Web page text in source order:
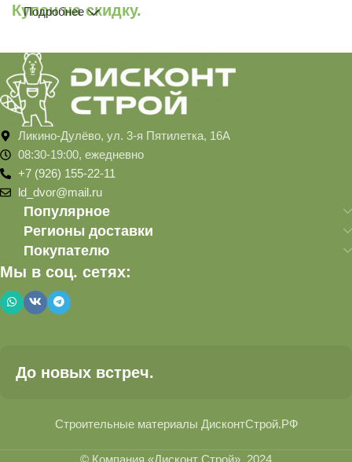
Купон на скидку.
Подробнее
Ликино-Дулёво, ул. 3-я Пятилетка, 16А
08:30-19:00, ежедневно
+7 (926) 155-22-11
ld_dvor@mail.ru
Популярное
Регионы доставки
Покупателю
Мы в соц. сетях:
До новых встреч.
Строительные материалы ДисконтСтрой.РФ
© Компания «Дисконт Строй», 2024